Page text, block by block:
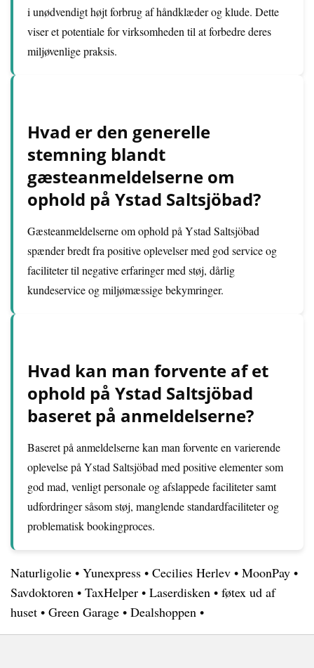
i unødvendigt højt forbrug af håndklæder og klude. Dette
viser et potentiale for virksomheden til at forbedre deres
miljøvenlige praksis.
Hvad er den generelle
stemning blandt
gæsteanmeldelserne om
ophold på Ystad Saltsjöbad?
Gæsteanmeldelserne om ophold på Ystad Saltsjöbad
spænder bredt fra positive oplevelser med god service og
faciliteter til negative erfaringer med støj, dårlig
kundeservice og miljømæssige bekymringer.
Hvad kan man forvente af et
ophold på Ystad Saltsjöbad
baseret på anmeldelserne?
Baseret på anmeldelserne kan man forvente en varierende
oplevelse på Ystad Saltsjöbad med positive elementer som
god mad, venligt personale og afslappede faciliteter samt
udfordringer såsom støj, manglende standardfaciliteter og
problematisk bookingproces.
Naturligolie • Yunexpress • Cecilies Herlev • MoonPay •
Savdoktoren • TaxHelper • Laserdisken • føtex ud af
huset • Green Garage • Dealshoppen •